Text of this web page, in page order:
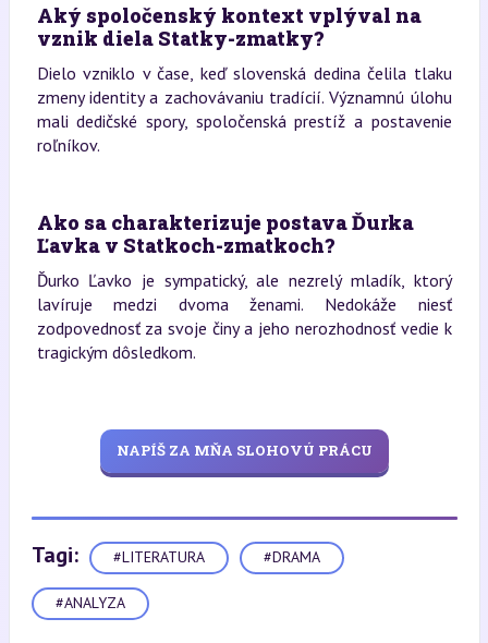
Aký spoločenský kontext vplýval na
vznik diela Statky-zmatky?
Dielo vzniklo v čase, keď slovenská dedina čelila tlaku
zmeny identity a zachovávaniu tradícií. Významnú úlohu
mali dedičské spory, spoločenská prestíž a postavenie
roľníkov.
Ako sa charakterizuje postava Ďurka
Ľavka v Statkoch-zmatkoch?
Ďurko Ľavko je sympatický, ale nezrelý mladík, ktorý
lavíruje medzi dvoma ženami. Nedokáže niesť
zodpovednosť za svoje činy a jeho nerozhodnosť vedie k
tragickým dôsledkom.
NAPÍŠ ZA MŇA SLOHOVÚ PRÁCU
Tagi: #LITERATURA #DRAMA
#ANALYZA